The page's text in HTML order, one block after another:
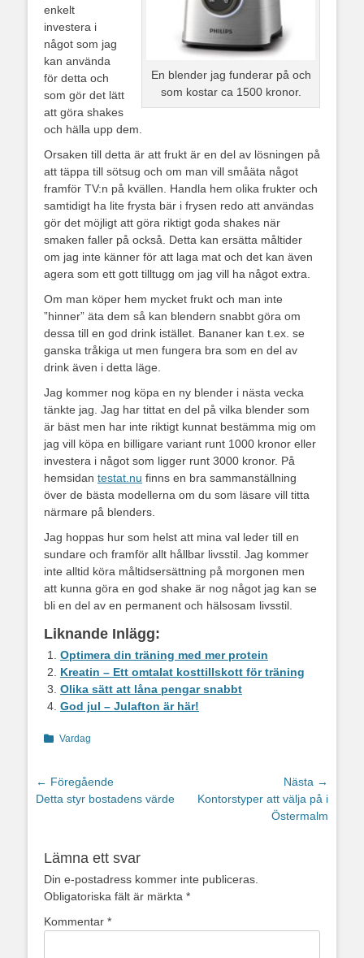
En blender jag funderar på och
som kostar ca 1500 kronor.
enkelt
investera i
något som jag
kan använda
för detta och
som gör det lätt
att göra shakes
och hälla upp dem.
Orsaken till detta är att frukt är en del av lösningen på
att täppa till sötsug och om man vill småäta något
framför TV:n på kvällen. Handla hem olika frukter och
samtidigt ha lite frysta bär i frysen redo att användas
gör det möjligt att göra riktigt goda shakes när
smaken faller på också. Detta kan ersätta måltider
om jag inte känner för att laga mat och det kan även
agera som ett gott tilltugg om jag vill ha något extra.
Om man köper hem mycket frukt och man inte
”hinner” äta dem så kan blendern snabbt göra om
dessa till en god drink istället. Bananer kan t.ex. se
ganska tråkiga ut men fungera bra som en del av
drink även i detta läge.
Jag kommer nog köpa en ny blender i nästa vecka
tänkte jag. Jag har tittat en del på vilka blender som
är bäst men har inte riktigt kunnat bestämma mig om
jag vill köpa en billigare variant runt 1000 kronor eller
investera i något som ligger runt 3000 kronor. På
hemsidan testat.nu finns en bra sammanställning
över de bästa modellerna om du som läsare vill titta
närmare på blenders.
Jag hoppas hur som helst att mina val leder till en
sundare och framför allt hållbar livsstil. Jag kommer
inte alltid köra måltidsersättning på morgonen men
att kunna göra en god shake är nog något jag kan se
bli en del av en permanent och hälsosam livsstil.
Liknande Inlägg:
Optimera din träning med mer protein
Kreatin – Ett omtalat kosttillskott för träning
Olika sätt att låna pengar snabbt
God jul – Julafton är här!
Kategorier
Vardag
Inläggsnavigering
← Föregående
Föregående
Detta styr bostadens värde
Nästa →
NästaKontorstyper att välja på i
Östermalm
Lämna ett svar
Din e-postadress kommer inte publiceras.
Obligatoriska fält är märkta *
Kommentar *